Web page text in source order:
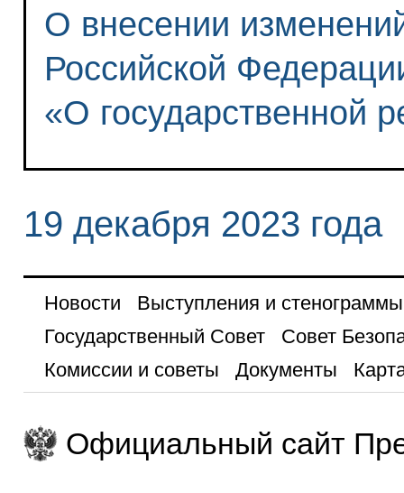
О внесении
Российской
«О государственной
19 декабря 2023 года
Новости
Выступления и стенограммы
Государственный Совет
Совет
Комиссии и советы
Документы
Официальный сайт